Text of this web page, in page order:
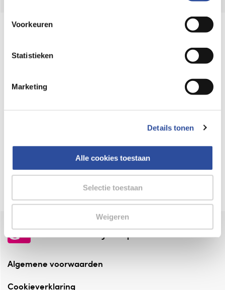
gegevensverwerking staat in de
Privacyverklaring
Voorkeuren
Statistieken
Marketing
Details tonen
Alle cookies toestaan
Selectie toestaan
Weigeren
Online aanbieder medicijnen
webshop mag verkopen.
⁠Verantwoorde zorg, ⁠ook online.
Altijd onze folder bij de hand
Check onze folders ⁠bij AlleFolders.
de vriendelijke specialist
Algemene voorwaarden
Cookieverklaring